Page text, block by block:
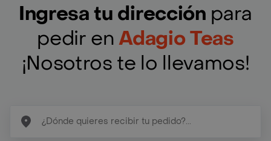
Ingresa tu dirección para
pedir enAdagio Teas
¡Nosotros te lo llevamos!